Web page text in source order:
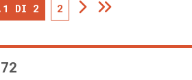
DI 2 2